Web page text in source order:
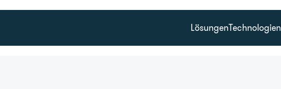
LösungenTechnologien